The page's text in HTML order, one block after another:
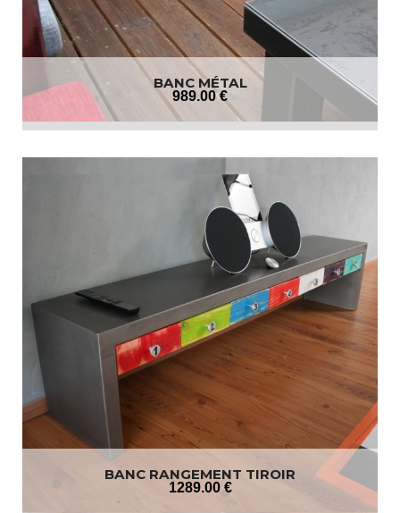
BANC MÉTAL
989.00 €
BANC RANGEMENT TIROIR
1289.00 €